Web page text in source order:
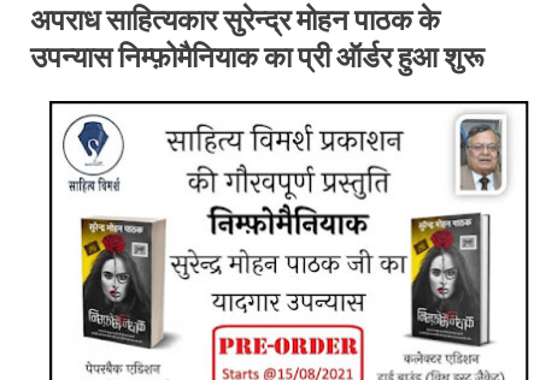
अपराध साहित्यकार सुरेन्द्र मोहन पाठक के
उपन्यास निम्फ़ोमैनियाक का प्री ऑर्डर हुआ शुरू